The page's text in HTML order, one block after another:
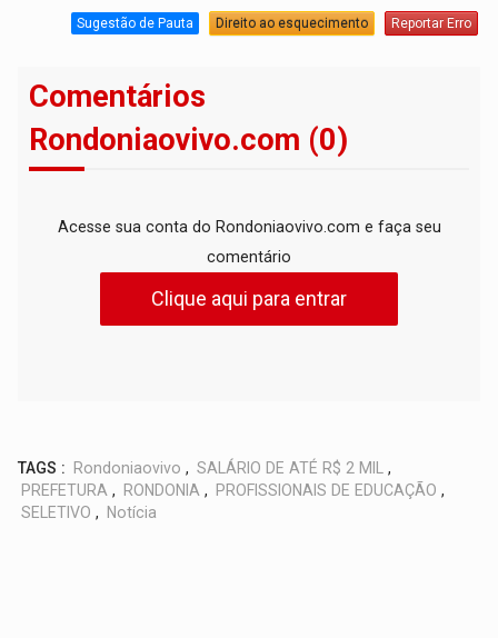
Sugestão de Pauta Direito ao esquecimento Reportar Erro
Comentários
Rondoniaovivo.com (0)
Acesse sua conta do Rondoniaovivo.com e faça seu
comentário
Clique aqui para entrar
TAGS : Rondoniaovivo , SALÁRIO DE ATÉ R$ 2 MIL ,
PREFETURA , RONDONIA , PROFISSIONAIS DE EDUCAÇÃO ,
SELETIVO , Notícia